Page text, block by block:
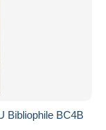
Bibliophile BC4B